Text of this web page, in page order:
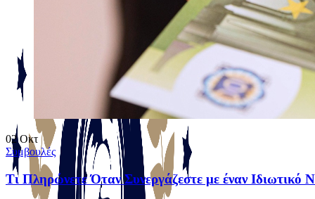
02Οκτ
Συμβουλές
Τι Πληρώνετε Όταν Συνεργάζεστε με έναν Ιδιωτικό